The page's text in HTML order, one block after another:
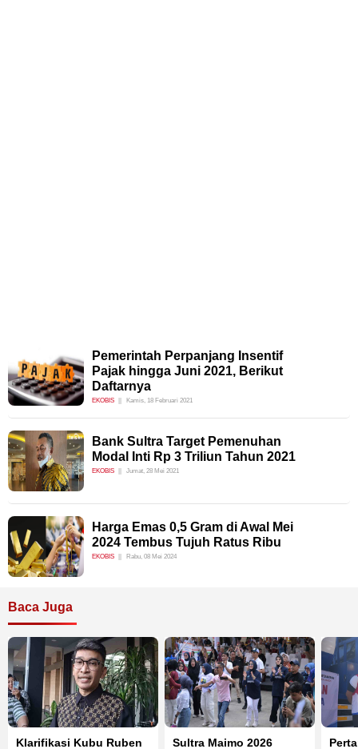
Pemerintah Perpanjang Insentif
Pajak hingga Juni 2021, Berikut
Daftarnya
EKOBIS Kamis, 18 Februari 2021
Bank Sultra Target Pemenuhan
Modal Inti Rp 3 Triliun Tahun 2021
EKOBIS Jumat, 28 Mei 2021
Harga Emas 0,5 Gram di Awal Mei
2024 Tembus Tujuh Ratus Ribu
EKOBIS Rabu, 08 Mei 2024
Baca Juga
Klarifikasi Kubu Ruben Sultra Maimo 2026